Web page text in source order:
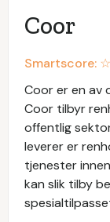
Coor
Smartscore: ☆
Coor er en av
Coor tilbyr
offentlig
leverer er
tjenester
kan slik tilby